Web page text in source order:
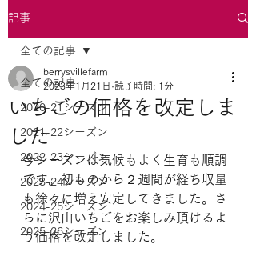
記事
全ての記事
2020-21シーズン
2021-22シーズン
2022-23シーズン
2023-24シーズン
2024-25シーズン
2025-26シーズン
全ての記事
いちごの価格を改定しま
した
berrysvillefarm
2023年1月21日 読了時間: 1分
今シーズンは気候もよく生育も順調
です。初ものから２週間が経ち収量
も徐々に増え安定してきました。さ
らに沢山いちごをお楽しみ頂けるよ
う価格を改定しました。